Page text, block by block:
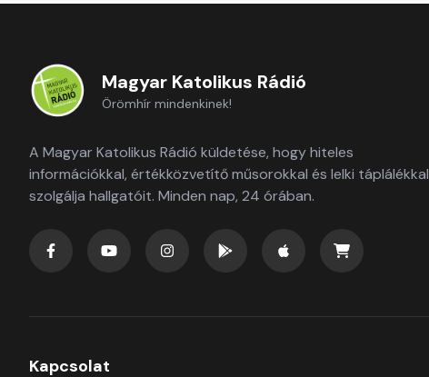
Magyar Katolikus Rádió
Örömhír mindenkinek!
A Magyar Katolikus Rádió küldetése, hogy hiteles
információkkal, értékközvetítő műsorokkal és lelki táplálékkal
szolgálja hallgatóit. Minden nap, 24 órában.
Kapcsolat